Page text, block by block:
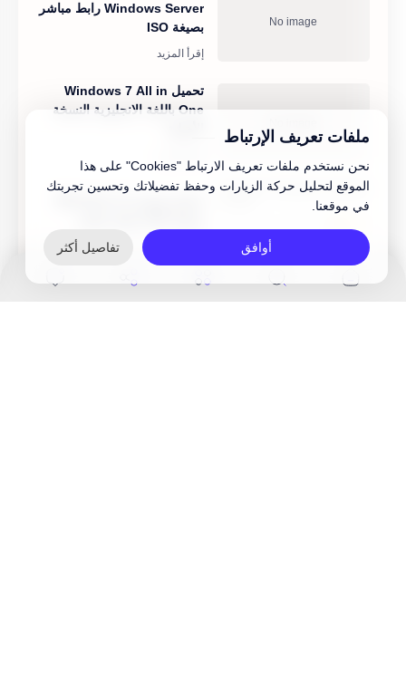
Windows Server رابط مباشر
بصيغة ISO
تحميل Windows 7 All in
One باللغة الانجليزية النسخة
تحميل توزيعة فيدورا Fedora
ملفات تعريف الإرتباط
نحن نستخدم ملفات تعريف الارتباط "Cookies" على هذا
الموقع لتحليل حركة الزيارات وحفظ تفضيلاتك وتحسين تجربتك
في موقعنا.
أوافق تفاصيل أكثر